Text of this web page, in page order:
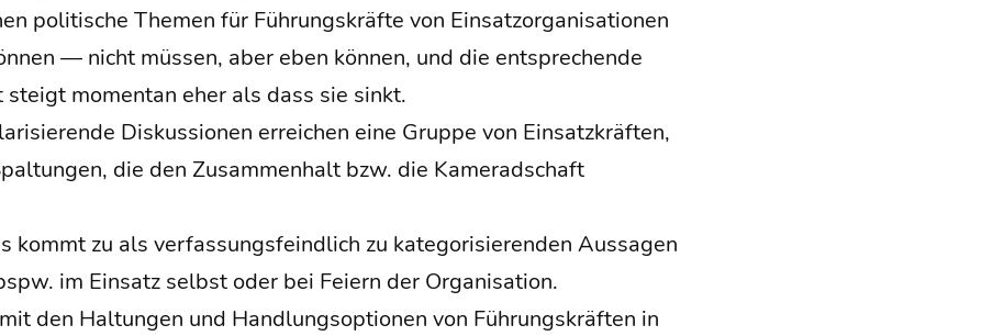
poli­ti­sche The­men für Füh­rungs­kräf­te von Ein­satz­or­ga­ni­sa­tio­nen
— nicht müs­sen, aber eben kön­nen, und die ent­spre­chen­de
momen­tan eher als dass sie sinkt.
Dis­kus­sio­nen errei­chen eine Grup­pe von Ein­satz­kräf­ten,
die den Zusam­men­halt bzw. die Kame­rad­schaft
kommt zu als ver­fas­sungs­feind­lich zu kate­go­ri­sie­ren­den Aus­sa­gen
im Ein­satz selbst oder bei Fei­ern der Organisation.
den Hal­tun­gen und Hand­lungs­op­tio­nen von Füh­rungs­kräf­ten in